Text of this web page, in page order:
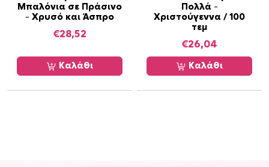
Μπαλόνια σε Πράσινο
– Χρυσό και Άσπρο
€28,52
Καλάθι
Πολλά –
Χριστούγεννα / 100
τεμ
€26,04
Καλάθι